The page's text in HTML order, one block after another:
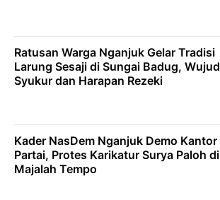
Ratusan Warga Nganjuk Gelar Tradisi
Larung Sesaji di Sungai Badug, Wujud
Syukur dan Harapan Rezeki
Kader NasDem Nganjuk Demo Kantor
Partai, Protes Karikatur Surya Paloh di
Majalah Tempo